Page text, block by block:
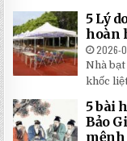
5 Lý
hoàn
2026-
Nhà
khốc
5 bài
Bảo
mệnh